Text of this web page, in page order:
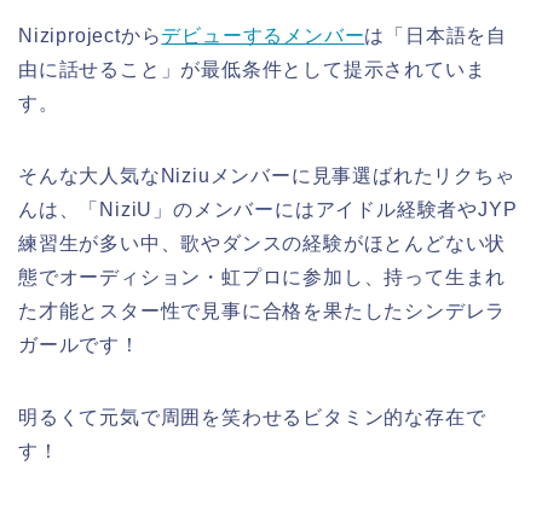
Niziprojectからデビューするメンバーは「日本語を自
由に話せること」が最低条件として提示されていま
す。
そんな大人気なNiziuメンバーに見事選ばれたリクちゃ
んは、「NiziU」のメンバーにはアイドル経験者やJYP
練習生が多い中、歌やダンスの経験がほとんどない状
態でオーディション・虹プロに参加し、持って生まれ
た才能とスター性で見事に合格を果たしたシンデレラ
ガールです！
明るくて元気で周囲を笑わせるビタミン的な存在で
す！